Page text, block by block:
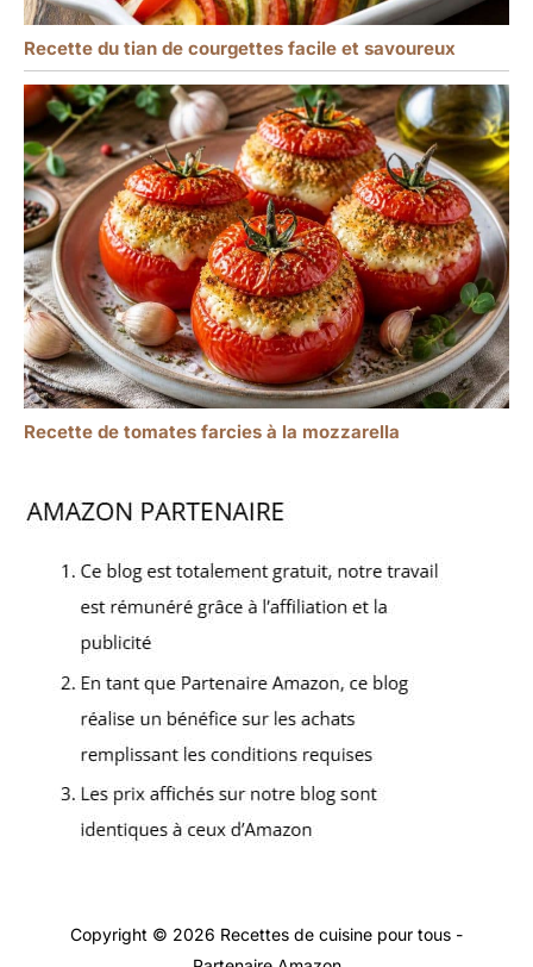
Recette du tian de courgettes facile et savoureux
Recette de tomates farcies à la mozzarella
Copyright © 2026 Recettes de cuisine pour tous -